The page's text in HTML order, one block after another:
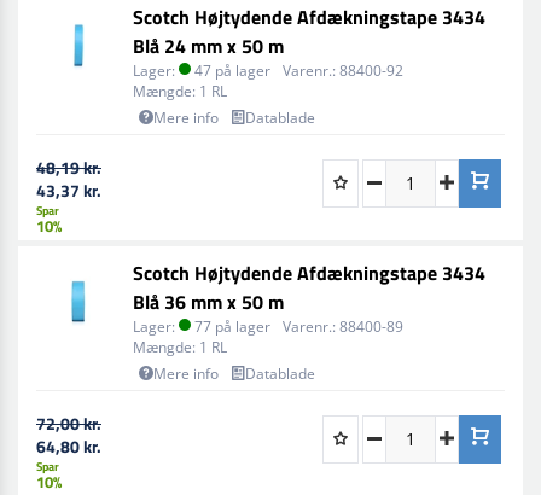
Scotch Højtydende Afdækningstape 3434
Blå 24 mm x 50 m
Lager: 47 på lager Varenr.: 88400-92
Mængde: 1 RL
Mere info
Datablade
48,19 kr.
43,37 kr.
Spar
10%
Scotch Højtydende Afdækningstape 3434
Blå 36 mm x 50 m
Lager: 77 på lager Varenr.: 88400-89
Mængde: 1 RL
Mere info
Datablade
72,00 kr.
64,80 kr.
Spar
10%